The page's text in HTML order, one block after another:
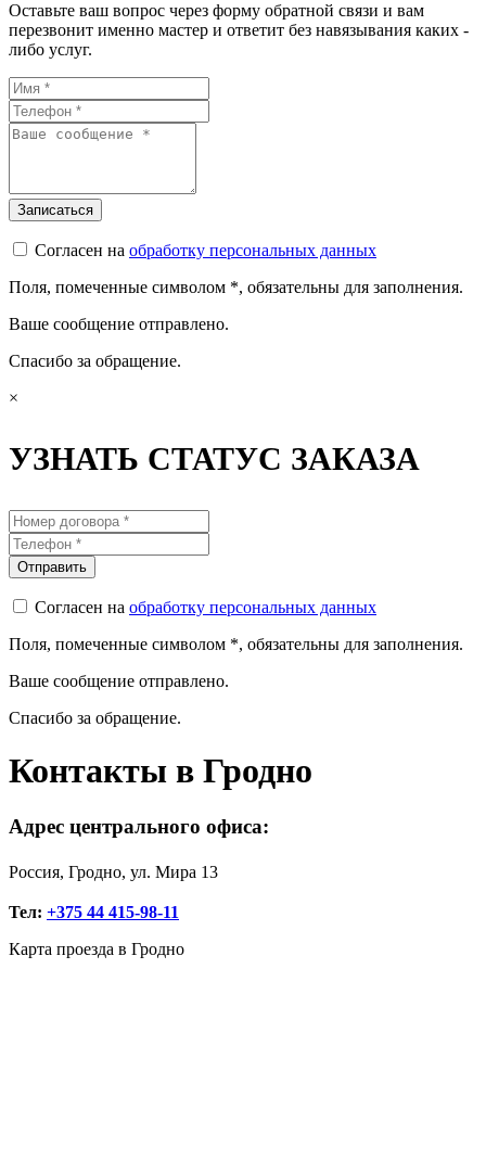
Оставьте ваш вопрос через форму обратной связи и вам
перезвонит именно мастер и ответит без навязывания каких -
либо услуг.
Согласен на обработку персональных данных
Поля, помеченные символом *, обязательны для заполнения.
Ваше сообщение отправлено.
Спасибо за обращение.
×
УЗНАТЬ СТАТУС ЗАКАЗА
Согласен на обработку персональных данных
Поля, помеченные символом *, обязательны для заполнения.
Ваше сообщение отправлено.
Спасибо за обращение.
Контакты в Гродно
Адрес центрального офиса:
Россия, Гродно, ул. Мира 13
Тел: +375 44 415-98-11
Карта проезда в Гродно